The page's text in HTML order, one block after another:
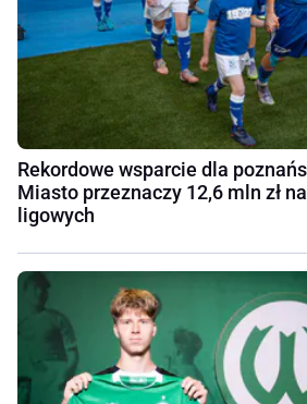
Rekordowe wsparcie dla
Miasto przeznaczy 12,6 mln zł
ligowych